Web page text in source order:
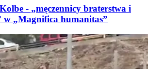
- „męczennicy braterstwa i
w „Magnifica humanitas”